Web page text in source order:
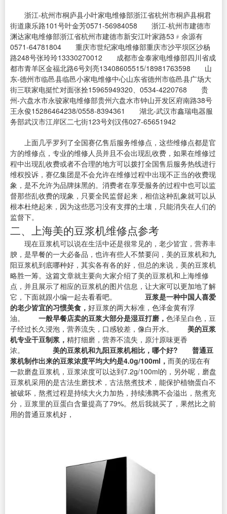
浙江-杭州市桐庐县小叶家电维修部浙江省杭州市桐庐县桐君
街道康乐路101号叶金芳0571-56984058 浙江-杭州市建德市
渊达家电维修部浙江省杭州市建德市新安江叶家路53﹟余源有
0571-64781804 重庆市世纪家电维修部重庆市沙平坝区沙杨
路248号张玲玲13330270012 成都市金泰家电维修部四川省成
都市青羊区金福北路6号刘亮13408605515/18981763598 山
东-德州市临邑县临邑小家电维修中心山东省德州市临邑县广场大
街三联家电挺忙对面张拴15965949320、0534-4220768 贵
州-六盘水市永骏家电维修部贵州六盘水市钟山开发区府南路38号
王永俊15286464238/0558-8394361 湖北-武汉市鑫瑞电器服
务部武汉市江岸区二七街123号刘汉伟027-65651942
上面几乎罗列了全国赛亿售后服务维修点，这些维修点都是官
方的维修点，专业的维修人员并且不会出现乱收费，如果在维修过
程中出现乱收费或者不合理的地方可以拨打全国售后服务热线进行
维权投诉，赛亿集团是不会允许在维修过程中出现不正当的收费现
象，是不允许为品牌抹黑的。消费者在享受服务的过程中也可以监
督那些乱收费的现象，只要全民监督起来，相信这种乱象就可以从
根本杜绝起来，因为这些恶习没有支撑的土壤，只能消失在人们的
监督下。
二、上海美的豆浆机维修点参考
现在豆浆机可以说在生活中还是很常见的，老少皆宜，营养丰
腴，是早餐的一大必备品，也许有些人不禁要问，美的豆浆机和九
阳豆浆机到底哪种好，其实各有各的好，但总的来说，美的豆浆机
略胜一筹。这篇文章就主要向大家介绍了美的豆浆机和上海维修
点，并且展示了相应的豆浆机的图片信息，让大家可以更加地了解
它，下面就跟小编一起去看看吧。
豆浆是一种中国人喜爱
的老少皆宜的习惯美食， 好豆浆的两大标准，色泽金黄有浮
油。 一般早餐店卖的豆浆大部分是湿豆打磨， 色泽呈白色，豆
子经过长久浸泡，营养流失，口感较差，像白开水。 美的豆浆
机专业干豆制浆， 精打细磨，营养不流失，原汁原味更香
浓。
美的豆浆机和九阳豆浆机相比，哪个好?
普通豆
浆机制作出来的豆浆浓度平均大约是4.0g/100ml， 而美的现在有
一款磨盘豆浆机，豆浆浓度可以达到7.2g/100ml的，另外呢，磨盘
豆浆机采用的是古法生磨技术，古法熬煮技术，能保护植物蛋白不
被破坏，熬煮过程是持续大火力加热，持续沸腾不会溢出，熬煮充
分，豆浆里的豆蛋白含量提高了79%。然后我就买了，果然比之前
用的普通豆浆机好，